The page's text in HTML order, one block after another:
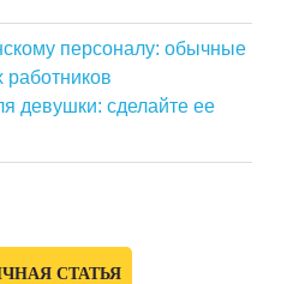
персоналу: обычные
работников
девушки: сделайте ее
СТАТЬЯ